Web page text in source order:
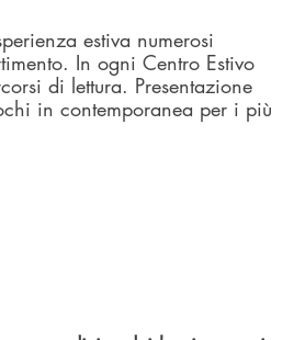
estiva numerosi
In ogni Centro Estivo
di lettura. Presentazione
in contemporanea per i più